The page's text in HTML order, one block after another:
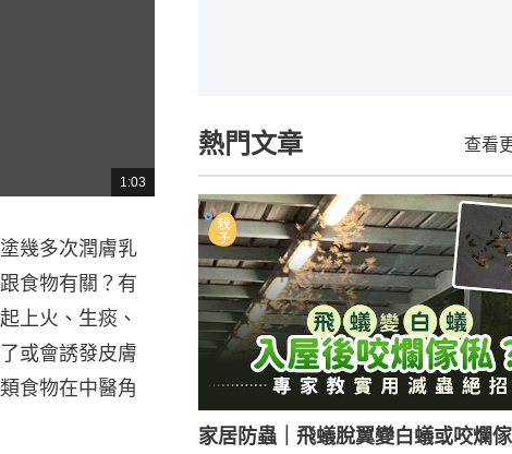
總
共
1:03
幾多次潤膚乳
食物有關？有
上火、生痰、
或會誘發皮膚
食物在中醫角
熱門文章 查看
家居防蟲｜飛蟻脫翼變白蟻或咬爛